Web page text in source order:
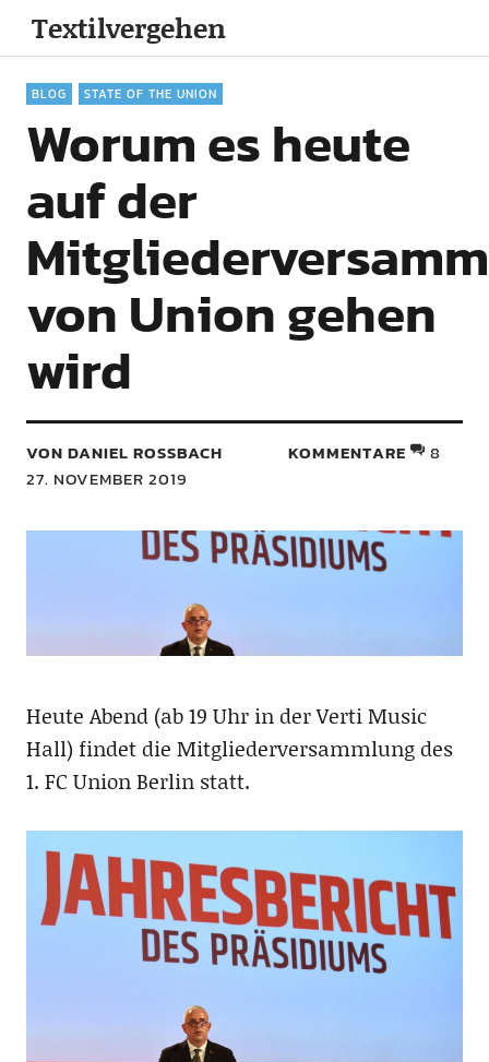
Textilvergehen
BLOG STATE OF THE UNION
Worum es heute
auf der
von Union gehen
wird
VON DANIEL ROSSBACH
27. NOVEMBER 2019
KOMMENTARE 8
Heute Abend (ab 19 Uhr in der Verti Music
Hall) findet die Mitgliederversammlung des
1. FC Union Berlin statt.